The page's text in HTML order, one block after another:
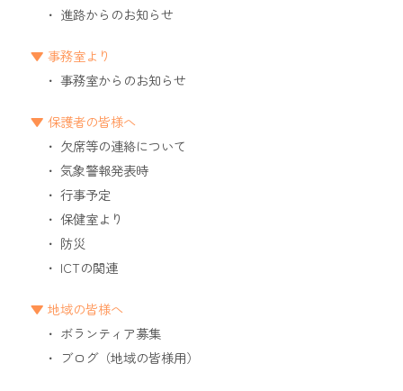
進路からのお知らせ
事務室より
事務室からのお知らせ
保護者の皆様へ
欠席等の連絡について
気象警報発表時
行事予定
保健室より
防災
ICTの関連
地域の皆様へ
ボランティア募集
ブログ（地域の皆様用）